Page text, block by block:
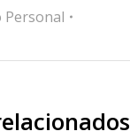
Personal